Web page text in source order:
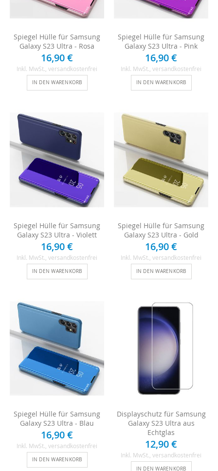
Spiegel Hülle für Samsung
Galaxy S23 Ultra - Rosa
16,90 €
Inkl. MwSt., versandkostenfrei
IN DEN WARENKORB
Spiegel Hülle für Samsung
Galaxy S23 Ultra - Pink
16,90 €
Inkl. MwSt., versandkostenfrei
IN DEN WARENKORB
Spiegel Hülle für Samsung
Galaxy S23 Ultra - Violett
16,90 €
Inkl. MwSt. , versandkostenfrei
IN DEN WARENKORB
Spiegel Hülle für Samsung
Galaxy S23 Ultra - Gold
16,90 €
Inkl. MwSt. , versandkostenfrei
IN DEN WARENKORB
Spiegel Hülle für Samsung
Galaxy S23 Ultra - Blau
16,90 €
Inkl. MwSt. , versandkostenfrei
IN DEN WARENKORB
Displayschutz für Samsung
Galaxy S23 Ultra aus
Echtglas
12,90 €
Inkl. MwSt. , versandkostenfrei
IN DEN WARENKORB